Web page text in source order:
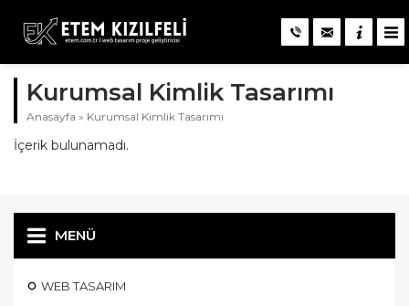
Kurumsal Kimlik Tasarımı
Anasayfa » Kurumsal Kimlik Tasarımı
İçerik bulunamadı.
MENÜ
WEB TASARIM